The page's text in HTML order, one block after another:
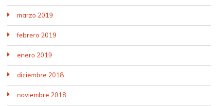
marzo 2019
febrero 2019
enero 2019
diciembre 2018
noviembre 2018